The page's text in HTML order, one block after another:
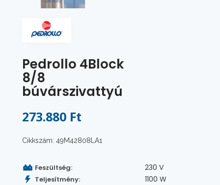
Pedrollo 4Block
8/8
búvárszivattyú
273.880 Ft
Cikkszám: 49M42808LA1
Feszültség: 230 V
Teljesítmény: 1100 W